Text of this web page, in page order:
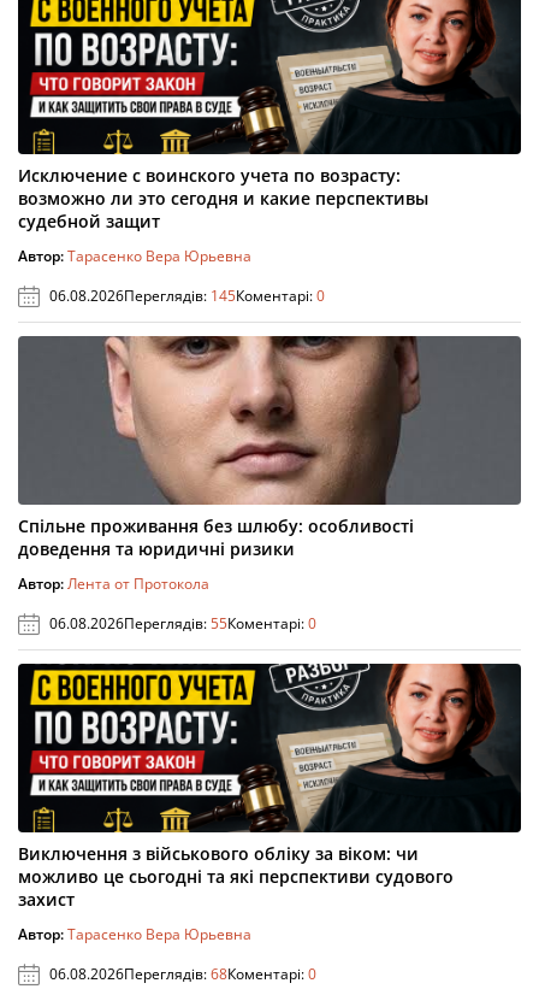
Исключение с воинского учета по возрасту:
возможно ли это сегодня и какие перспективы
судебной защит
Автор:Тарасенко Вера Юрьевна
06.08.2026Переглядів: 145Коментарі:0
Спільне проживання без шлюбу: особливості
доведення та юридичні ризики
Автор:Лента от Протокола
06.08.2026Переглядів:55Коментарі:0
Виключення з військового обліку за віком: чи
можливо це сьогодні та які перспективи судового
захист
Автор:Тарасенко Вера Юрьевна
06.08.2026Переглядів:68Коментарі:0